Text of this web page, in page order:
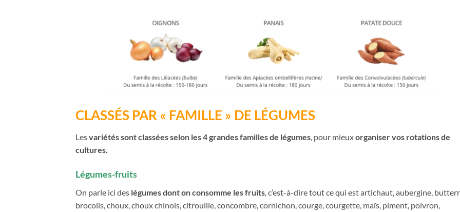
CLASSÉS PAR « FAMILLE » DE LÉGUMES
Lesvariétéssont classées selon les 4 grandes familles de légumes, pour mieuxorganiser vos rotations de
cultures.
Légumes-fruits
On parle ici des légumes dont on consomme les fruits, c’est-à-dire tout ce qui est artichaut, aubergine,
brocolis, choux, choux chinois, citrouille, concombre, cornichon, courge, courgette, maïs, piment, poivron,